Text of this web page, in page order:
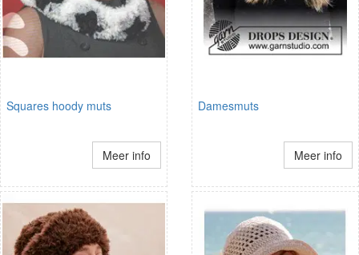
Squares hoody muts
Meer info
Damesmuts
Meer info